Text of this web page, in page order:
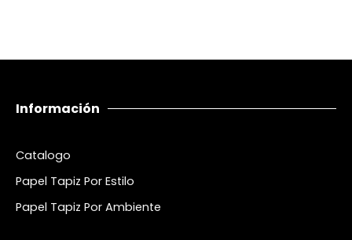
Información
Catalogo
Papel Tapiz Por Estilo
Papel Tapiz Por Ambiente